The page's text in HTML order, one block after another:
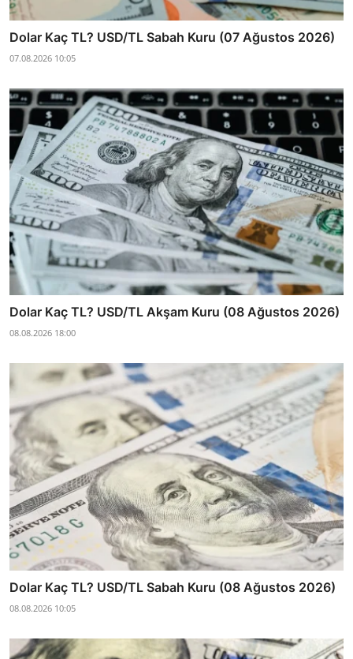
Dolar Kaç TL? USD/TL Sabah Kuru (07 Ağustos 2026)
07.08.2026 10:05
Dolar Kaç TL? USD/TL Akşam Kuru (08 Ağustos 2026)
08.08.2026 18:00
Dolar Kaç TL? USD/TL Sabah Kuru (08 Ağustos 2026)
08.08.2026 10:05